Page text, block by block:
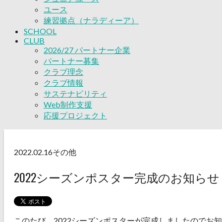
ユース
練習拠点（ナラディーア）
SCHOOL
CLUB
2026/27 パートナー企業
パートナー募集
クラブ理念
クラブ情報
サステナビリティ
Web制作支援
応援プロジェクト
2022.02.16その他
2022シーズンポスター完成のお知らせ
このたび、2022シーズンポスターが完成しましたのでお知